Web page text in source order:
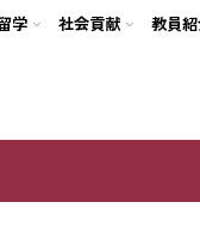
学 社会貢献 教員